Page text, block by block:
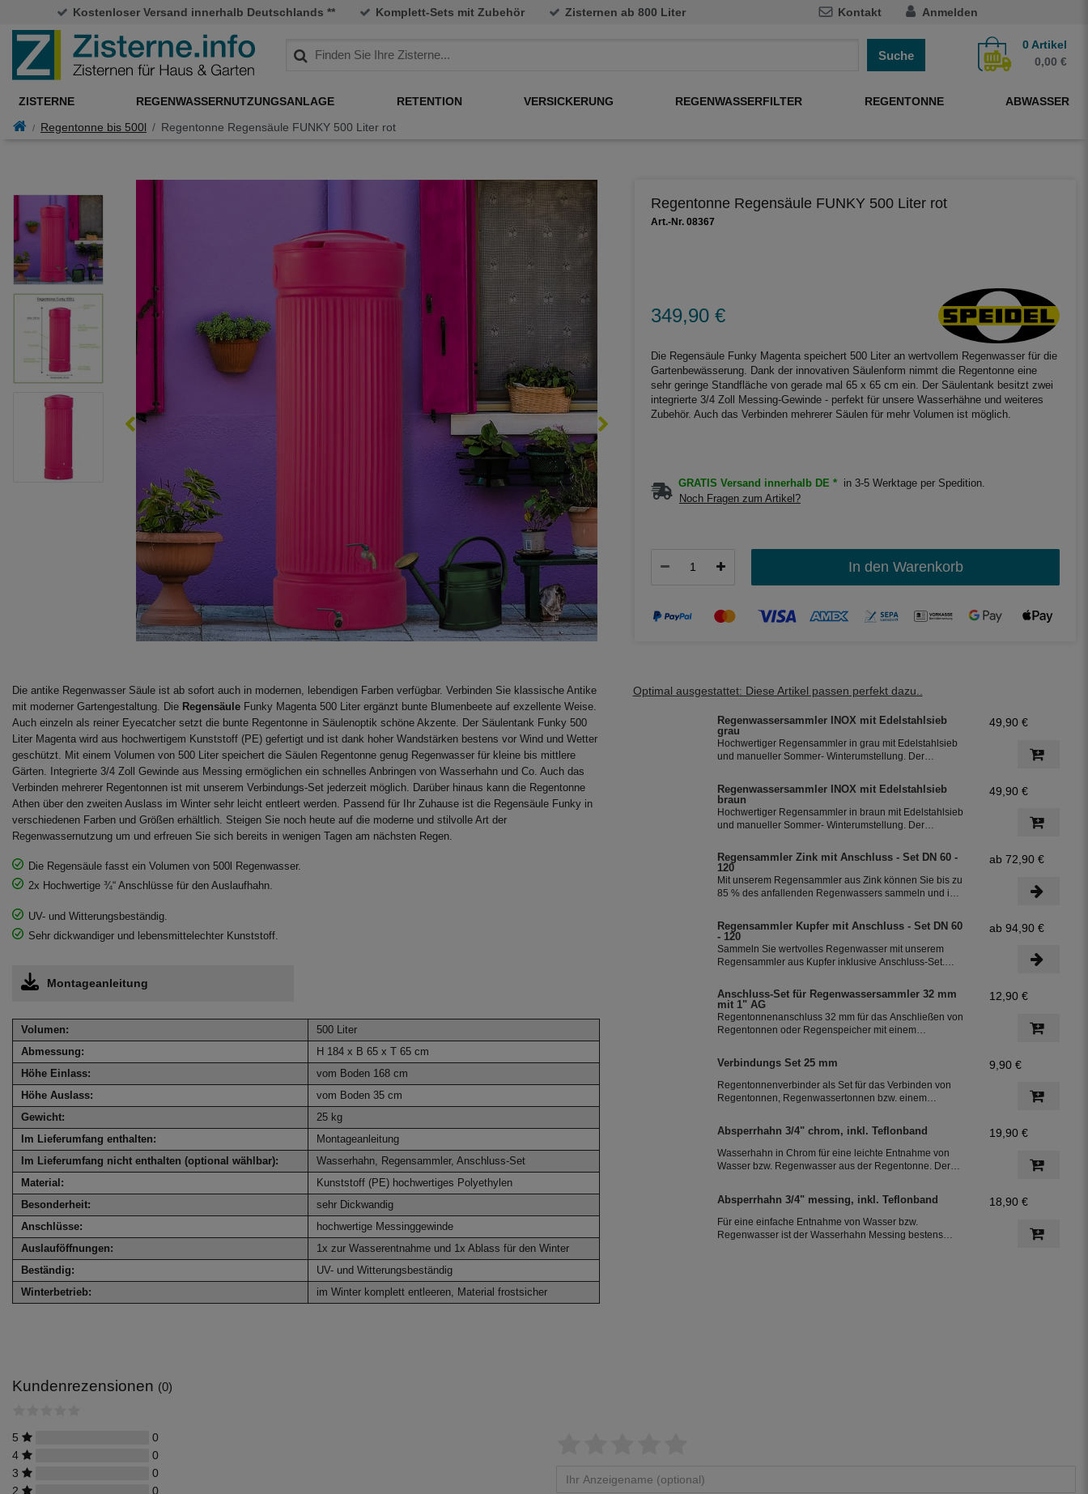
Kostenloser Versand innerhalb Deutschlands ** Komplett-Sets mit Zubehör Zisternen ab 800 Liter Kontakt Anmelden
Suche
0Artikel
0,00 €
ZISTERNE REGENWASSERNUTZUNGSANLAGE RETENTION VERSICKERUNG REGENWASSERFILTER REGENTONNE ABWASSER
Regentonne bis 500l Regentonne Regensäule FUNKY 500 Liter rot
Regentonne Regensäule FUNKY 500 Liter rot
Art.-Nr. 08367
349,90 €
Die Regensäule Funky Magenta speichert 500 Liter an wertvollem Regenwasser für die
Gartenbewässerung. Dank der innovativen Säulenform nimmt die Regentonne eine
sehr geringe Standfläche von gerade mal 65 x 65 cm ein. Der Säulentank besitzt zwei
integrierte 3/4 Zoll Messing-Gewinde - perfekt für unsere Wasserhähne und weiteres
Zubehör. Auch das Verbinden mehrerer Säulen für mehr Volumen ist möglich.
GRATIS Versand innerhalb DE *
in 3-5 Werktage per Spedition.
Noch Fragen zum Artikel?
In den Warenkorb
Die antike Regenwasser Säule ist ab sofort auch in modernen, lebendigen Farben verfügbar. Verbinden Sie klassische Antike
mit moderner Gartengestaltung. Die Regensäule Funky Magenta 500 Liter ergänzt bunte Blumenbeete auf exzellente Weise.
Auch einzeln als reiner Eyecatcher setzt die bunte Regentonne in Säulenoptik schöne Akzente. Der Säulentank Funky 500
Liter Magenta wird aus hochwertigem Kunststoff (PE) gefertigt und ist dank hoher Wandstärken bestens vor Wind und Wetter
geschützt. Mit einem Volumen von 500 Liter speichert die Säulen Regentonne genug Regenwasser für kleine bis mittlere
Gärten. Integrierte 3/4 Zoll Gewinde aus Messing ermöglichen ein schnelles Anbringen von Wasserhahn und Co. Auch das
Verbinden mehrerer Regentonnen ist mit unserem Verbindungs-Set jederzeit möglich. Darüber hinaus kann die Regentonne
Athen über den zweiten Auslass im Winter sehr leicht entleert werden. Passend für Ihr Zuhause ist die Regensäule Funky in
verschiedenen Farben und Größen erhältlich. Steigen Sie noch heute auf die moderne und stilvolle Art der
Regenwassernutzung um und erfreuen Sie sich bereits in wenigen Tagen am nächsten Regen.
Die Regensäule fasst ein Volumen von 500l Regenwasser.
2x Hochwertige ¾“ Anschlüsse für den Auslaufhahn.
UV- und Witterungsbeständig.
Sehr dickwandiger und lebensmittelechter Kunststoff.
Montageanleitung
Volumen:
500 Liter
Abmessung:
H 184 x B 65 x T 65 cm
Höhe Einlass:
vom Boden 168 cm
Höhe Auslass:
vom Boden 35 cm
Gewicht:
25 kg
Im Lieferumfang enthalten:
Montageanleitung
Im Lieferumfang nicht enthalten (optional wählbar):
Wasserhahn, Regensammler, Anschluss-Set
Material:
Kunststoff (PE) hochwertiges Polyethylen
Besonderheit:
sehr Dickwandig
Anschlüsse:
hochwertige Messinggewinde
Auslauföffnungen:
1x zur Wasserentnahme und 1x Ablass für den Winter
Beständig:
UV- und Witterungsbeständig
Winterbetrieb:
im Winter komplett entleeren, Material frostsicher
Optimal ausgestattet: Diese Artikel passen perfekt dazu..
Regenwassersammler INOX mit Edelstahlsieb
grau
Hochwertiger Regensammler in grau mit Edelstahlsieb
und manueller Sommer- Winterumstellung. Der
Überlaufstop und leitet zuverlässig sauberes
Regenwasser in ihre Regentonne. Dieser Fallrohrfilter
ist bereits 1000-fach im Einsatz und wird in die ganze
Welt exportiert.
49,90 €
Regenwassersammler INOX mit Edelstahlsieb
braun
Hochwertiger Regensammler in braun mit Edelstahlsieb
und manueller Sommer- Winterumstellung. Der
Überlaufstop und leitet zuverlässig sauberes
Regenwasser in ihre Regentonne. Dieser Fallrohrfilter
ist bereits 1000-fach im Einsatz und wird in die ganze
Welt exportiert.
49,90 €
Regensammler Zink mit Anschluss - Set DN 60 -
120
Mit unserem Regensammler aus Zink können Sie bis zu
85 % des anfallenden Regenwassers sammeln und in
frostsicher und lässt sich durch das Schiebeteil einfach
ein- und ausbauen. Der flexible Schlauchanschluss mit
einer Länge von 350 mm macht die Installation
besonders einfach.
ab 72,90 €
Regensammler Kupfer mit Anschluss - Set DN 60
- 120
Sammeln Sie wertvolles Regenwasser mit unserem
Regensammler aus Kupfer inklusive Anschluss-Set.
Regenwassers und ist einfach zu installieren. Damit
können Sie bis zu 85 % des anfallenden Regenwassers
sammeln und in Ihre Regentonne leiten.
ab 94,90 €
Anschluss-Set für Regenwassersammler 32 mm
mit 1" AG
Regentonnenanschluss 32 mm für das Anschließen von
Regentonnen oder Regenspeicher mit einem
12,90 €
Verbindungs Set 25 mm
Regentonnenverbinder als Set für das Verbinden von
Regentonnen, Regenwassertonnen bzw. einem
25 mm
9,90 €
Absperrhahn 3/4" chrom, inkl. Teflonband
Wasserhahn in Chrom für eine leichte Entnahme von
Wasser bzw. Regenwasser aus der Regentonne. Der
Teflonband dichtete das Gewinde des Auslaufhahn ab.
19,90 €
Absperrhahn 3/4" messing, inkl. Teflonband
Für eine einfache Entnahme von Wasser bzw.
Regenwasser ist der Wasserhahn Messing bestens
18,90 €
Kundenrezensionen (0)
5
0
4
0
3
0
2
0